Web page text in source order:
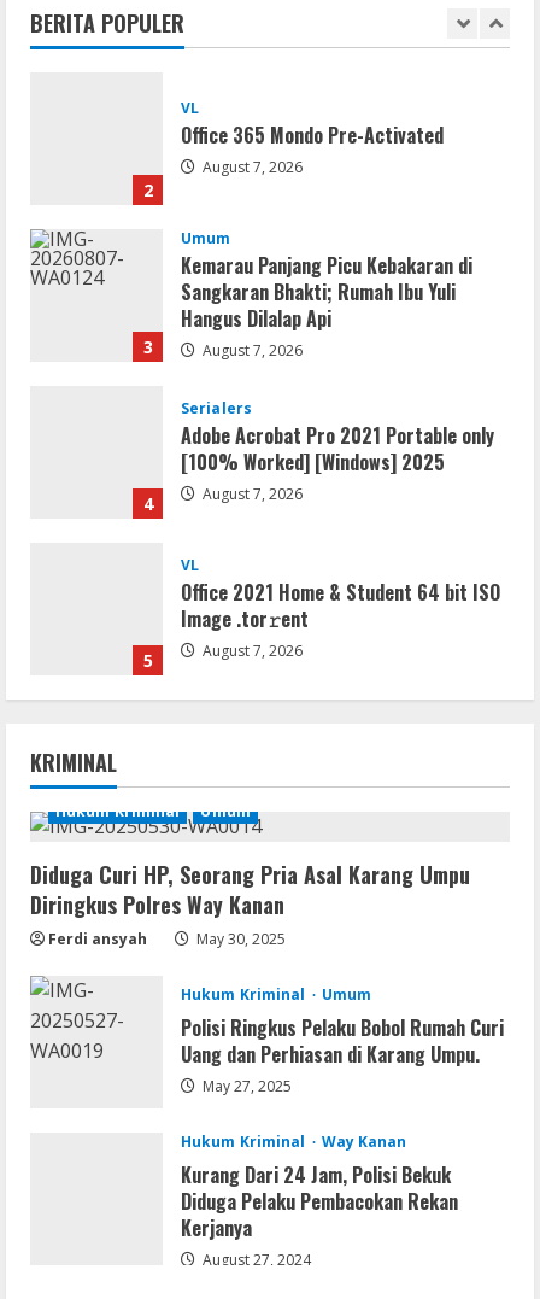
BERITA POPULER
1
2
VL
Office 365 Mondo Pre-Activated
August 7, 2026
3
Umum
Kemarau Panjang Picu Kebakaran di
Sangkaran Bhakti; Rumah Ibu Yuli
Hangus Dilalap Api
August 7, 2026
4
Serialers
Adobe Acrobat Pro 2021 Portable only
[100% Worked] [Windows] 2025
August 7, 2026
5
VL
Office 2021 Home & Student 64 bit ISO
Image .tоr𝚛еnt
August 7, 2026
1 August 7, 2026
VL
Office 365 Mondo Pre-Activated
August 7, 2026
Umum
Kemarau Panjang Picu Kebakaran di
Sangkaran Bhakti; Rumah Ibu Yuli
Hangus Dilalap Api
August 7, 2026
Serialers
Adobe Acrobat Pro 2021 Portable only
[100% Worked] [Windows] 2025
KRIMINAL
Hukum Kriminal Umum
Diduga Curi HP, Seorang Pria Asal Karang Umpu
Diringkus Polres Way Kanan
Ferdi ansyah May 30, 2025
Hukum Kriminal Umum
Polisi Ringkus Pelaku Bobol Rumah Curi
Uang dan Perhiasan di Karang Umpu.
May 27, 2025
Hukum Kriminal Way Kanan
Kurang Dari 24 Jam, Polisi Bekuk
Diduga Pelaku Pembacokan Rekan
Kerjanya
August 27, 2024